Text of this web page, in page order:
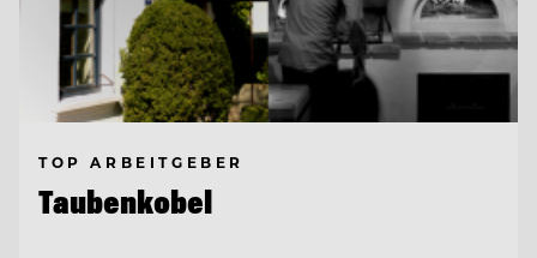
TOP ARBEITGEBER
Taubenkobel